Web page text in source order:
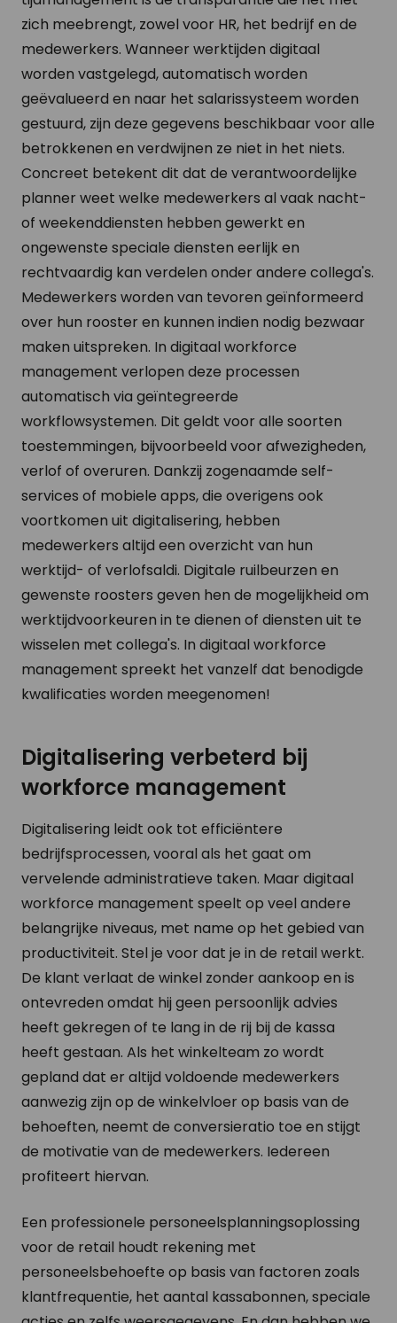
zich meebrengt, zowel voor HR, het bedrijf en de
medewerkers. Wanneer werktijden digitaal
worden vastgelegd, automatisch worden
geëvalueerd en naar het salarissysteem worden
gestuurd, zijn deze gegevens beschikbaar voor alle
betrokkenen en verdwijnen ze niet in het niets.
Concreet betekent dit dat de verantwoordelijke
planner weet welke medewerkers al vaak nacht-
of weekenddiensten hebben gewerkt en
ongewenste speciale diensten eerlijk en
rechtvaardig kan verdelen onder andere collega's.
Medewerkers worden van tevoren geïnformeerd
over hun rooster en kunnen indien nodig bezwaar
maken uitspreken. In digitaal workforce
management verlopen deze processen
automatisch via geïntegreerde
workflowsystemen. Dit geldt voor alle soorten
toestemmingen, bijvoorbeeld voor afwezigheden,
verlof of overuren. Dankzij zogenaamde self-
services of mobiele apps, die overigens ook
voortkomen uit digitalisering, hebben
medewerkers altijd een overzicht van hun
werktijd- of verlofsaldi. Digitale ruilbeurzen en
gewenste roosters geven hen de mogelijkheid om
werktijdvoorkeuren in te dienen of diensten uit te
wisselen met collega's. In digitaal workforce
management spreekt het vanzelf dat benodigde
kwalificaties worden meegenomen!
Digitalisering verbeterd bij
workforce management
Digitalisering leidt ook tot efficiëntere
bedrijfsprocessen, vooral als het gaat om
vervelende administratieve taken. Maar digitaal
workforce management speelt op veel andere
belangrijke niveaus, met name op het gebied van
productiviteit. Stel je voor dat je in de retail werkt.
De klant verlaat de winkel zonder aankoop en is
ontevreden omdat hij geen persoonlijk advies
heeft gekregen of te lang in de rij bij de kassa
heeft gestaan. Als het winkelteam zo wordt
gepland dat er altijd voldoende medewerkers
aanwezig zijn op de winkelvloer op basis van de
behoeften, neemt de conversieratio toe en stijgt
de motivatie van de medewerkers. Iedereen
profiteert hiervan.
Een professionele personeelsplanningsoplossing
voor de retail houdt rekening met
personeelsbehoefte op basis van factoren zoals
klantfrequentie, het aantal kassabonnen, speciale